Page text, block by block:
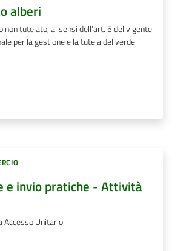
alberi
tutelato, ai sensi dell’art. 5 del vigente
per la gestione e la tutela del verde
e invio pratiche - Attività
Unitario.